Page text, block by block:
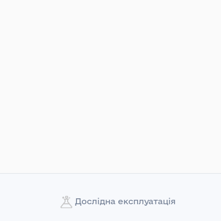
Дослідна експлуатація